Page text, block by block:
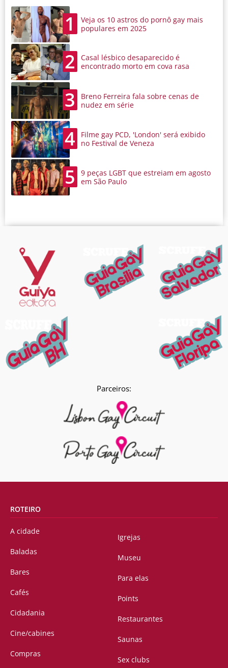
1
Veja os 10 astros do pornô gay mais
populares em 2025
2
Casal lésbico desaparecido é
encontrado morto em cova rasa
3
Breno Ferreira fala sobre cenas de
nudez em série
4
Filme gay PCD, 'London' será exibido
no Festival de Veneza
5
9 peças LGBT que estreiam em agosto
em São Paulo
Parceiros:
ROTEIRO
A cidade
Baladas
Bares
Cafés
Cidadania
Cine/cabines
Compras
Igrejas
Museu
Para elas
Points
Restaurantes
Saunas
Sex clubs